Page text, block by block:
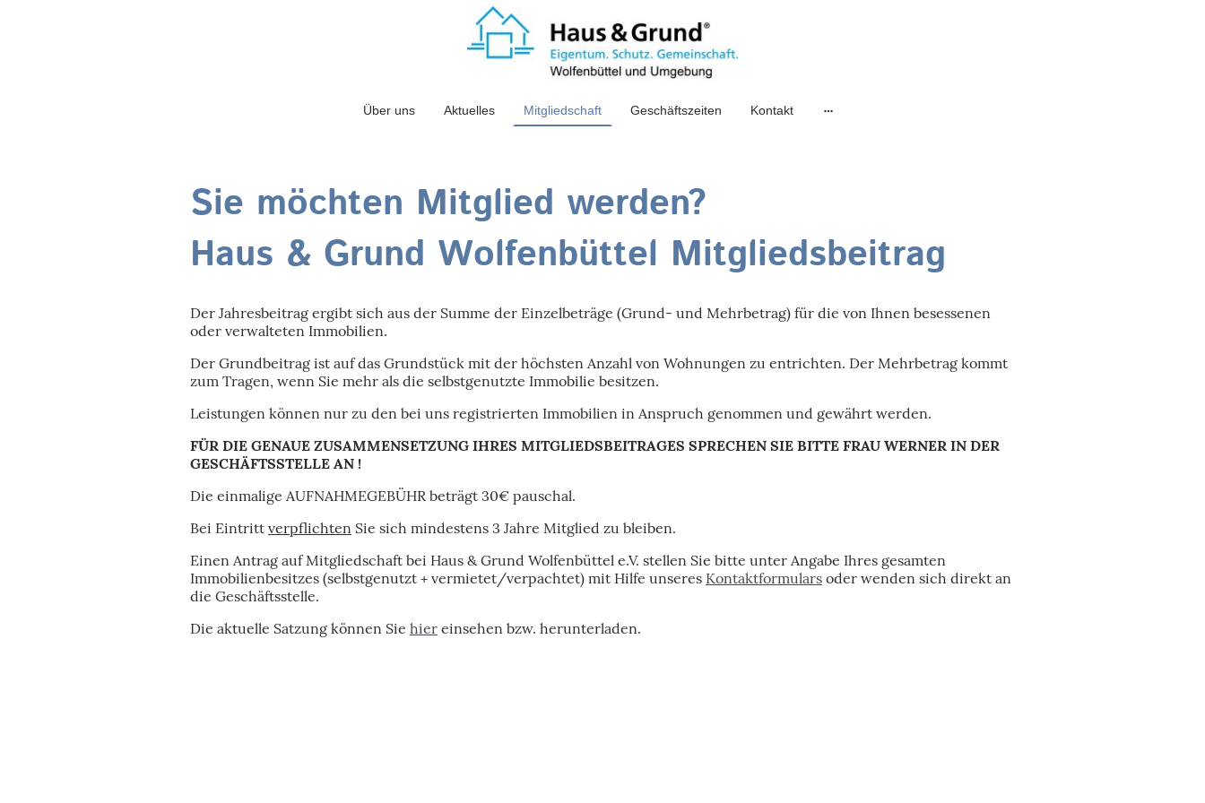
Über uns Aktuelles Mitgliedschaft Geschäftszeiten Kontakt
Sie möchten Mitglied werden?
Haus & Grund Wolfenbüttel Mitgliedsbeitrag
Der Jahresbeitrag ergibt sich aus der Summe der Einzelbeträge (Grund- und Mehrbetrag) für die von Ihnen besessenen
oder verwalteten Immobilien.
Der Grundbeitrag ist auf das Grundstück mit der höchsten Anzahl von Wohnungen zu entrichten. Der Mehrbetrag kommt
zum Tragen, wenn Sie mehr als die selbstgenutzte Immobilie besitzen.
Leistungen können nur zu den bei uns registrierten Immobilien in Anspruch genommen und gewährt werden.
FÜR DIE GENAUE ZUSAMMENSETZUNG IHRES MITGLIEDSBEITRAGES SPRECHEN SIE BITTE FRAU WERNER IN DER
GESCHÄFTSSTELLE AN !
Die einmalige AUFNAHMEGEBÜHR beträgt 30€ pauschal.
Bei Eintritt verpflichten Sie sich mindestens 3 Jahre Mitglied zu bleiben.
Einen Antrag auf Mitgliedschaft bei Haus & Grund Wolfenbüttel e.V. stellen Sie bitte unter Angabe Ihres gesamten
Immobilienbesitzes (selbstgenutzt + vermietet/verpachtet) mit Hilfe unseres Kontaktformulars oder wenden sich direkt an
die Geschäftsstelle.
Die aktuelle Satzung können Sie hier einsehen bzw. herunterladen.